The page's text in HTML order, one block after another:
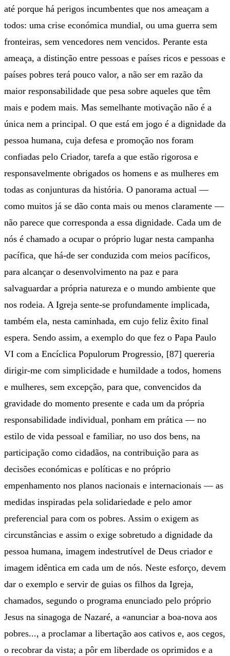
até porque há perigos incumbentes que nos ameaçam a
todos: uma crise económica mundial, ou uma guerra sem
fronteiras, sem vencedores nem vencidos. Perante esta
ameaça, a distinção entre pessoas e países ricos e pessoas e
países pobres terá pouco valor, a não ser em razão da
maior responsabilidade que pesa sobre aqueles que têm
mais e podem mais. Mas semelhante motivação não é a
única nem a principal. O que está em jogo é a dignidade da
pessoa humana, cuja defesa e promoção nos foram
confiadas pelo Criador, tarefa a que estão rigorosa e
responsavelmente obrigados os homens e as mulheres em
todas as conjunturas da história. O panorama actual —
como muitos já se dão conta mais ou menos claramente —
não parece que corresponda a essa dignidade. Cada um de
nós é chamado a ocupar o próprio lugar nesta campanha
pacífica, que há-de ser conduzida com meios pacíficos,
para alcançar o desenvolvimento na paz e para
salvaguardar a própria natureza e o mundo ambiente que
nos rodeia. A Igreja sente-se profundamente implicada,
também ela, nesta caminhada, em cujo feliz êxito final
espera. Sendo assim, a exemplo do que fez o Papa Paulo
VI com a Encíclica Populorum Progressio, [87] quereria
dirigir-me com simplicidade e humildade a todos, homens
e mulheres, sem excepção, para que, convencidos da
gravidade do momento presente e cada um da própria
responsabilidade individual, ponham em prática — no
estilo de vida pessoal e familiar, no uso dos bens, na
participação como cidadãos, na contribuição para as
decisões económicas e políticas e no próprio
empenhamento nos planos nacionais e internacionais — as
medidas inspiradas pela solidariedade e pelo amor
preferencial para com os pobres. Assim o exigem as
circunstâncias e assim o exige sobretudo a dignidade da
pessoa humana, imagem indestrutível de Deus criador e
imagem idêntica em cada um de nós. Neste esforço, devem
dar o exemplo e servir de guias os filhos da Igreja,
chamados, segundo o programa enunciado pelo próprio
Jesus na sinagoga de Nazaré, a «anunciar a boa-nova aos
pobres..., a proclamar a libertação aos cativos e, aos cegos,
o recobrar da vista; a pôr em liberdade os oprimidos e a